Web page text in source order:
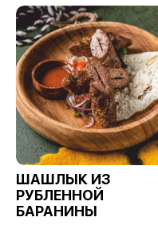
ШАШЛЫК ИЗ
РУБЛЕННОЙ
БАРАНИНЫ